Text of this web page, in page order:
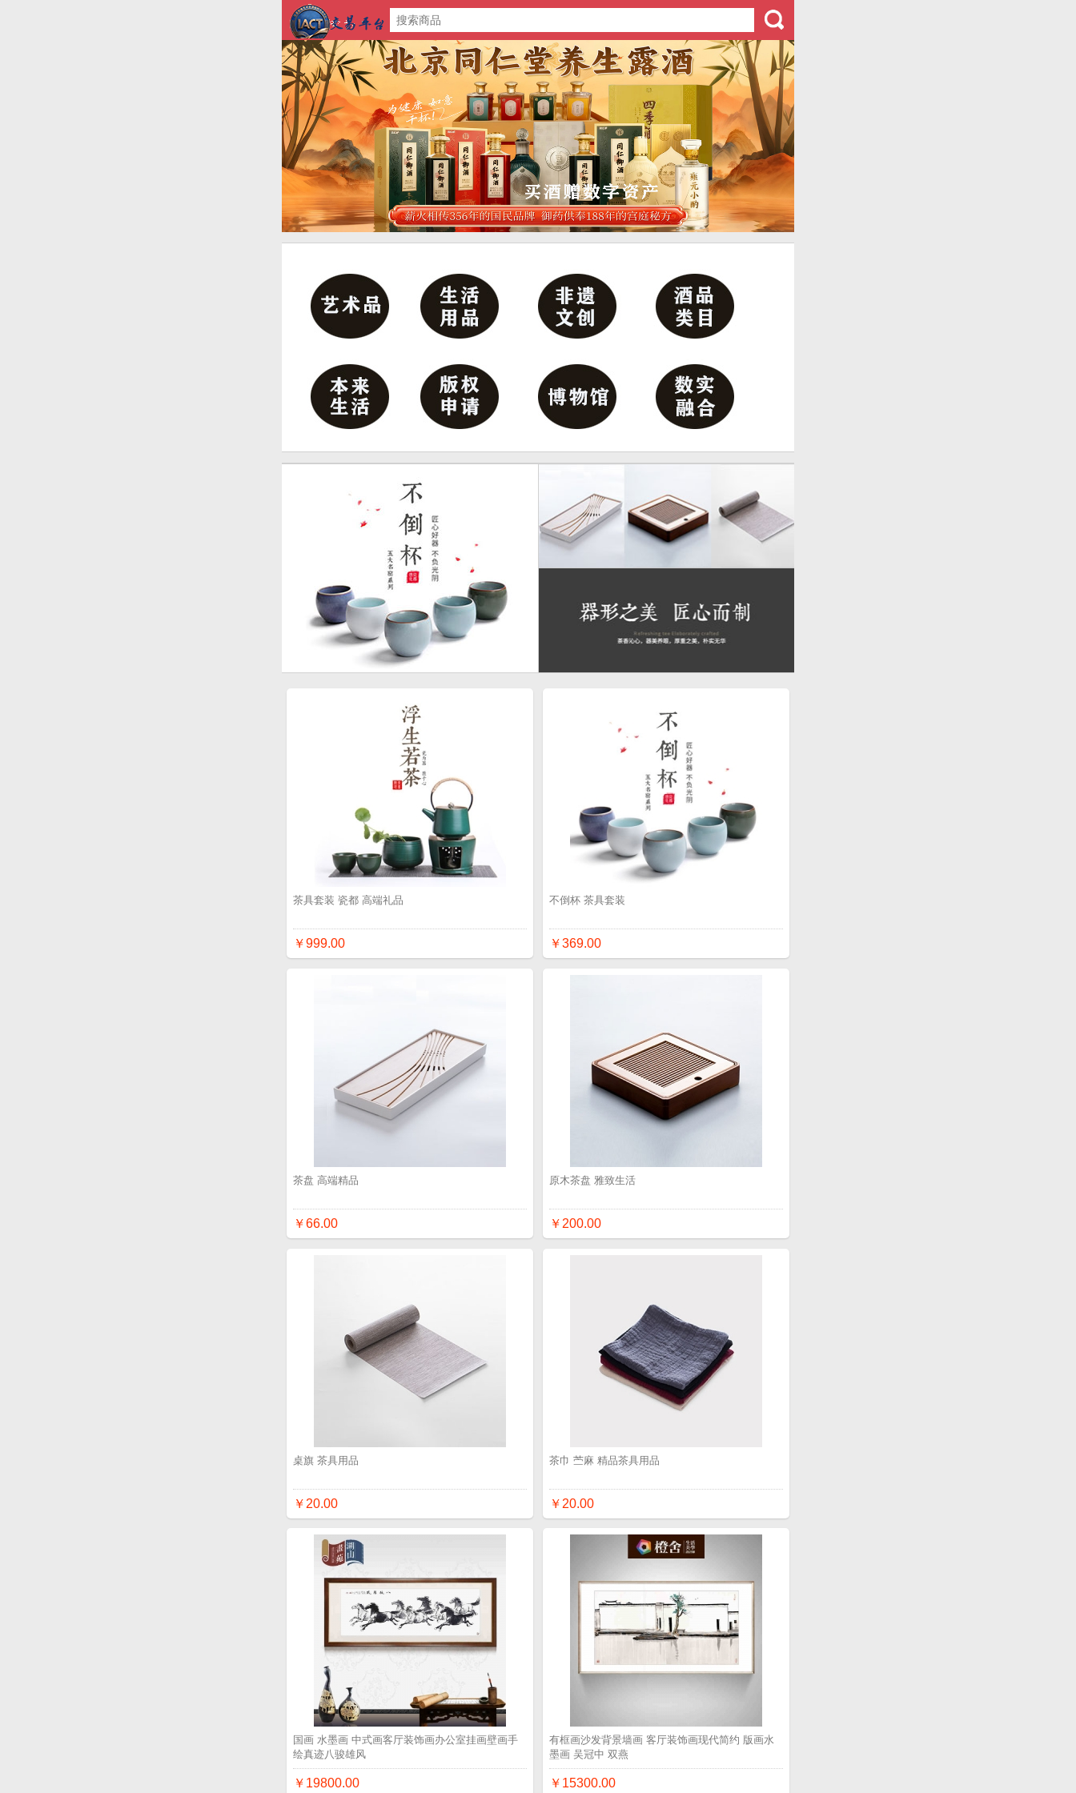
茶具套装 瓷都 高端礼品
￥999.00
不倒杯 茶具套装
￥369.00
茶盘 高端精品
￥66.00
原木茶盘 雅致生活
￥200.00
桌旗 茶具用品
￥20.00
茶巾 苎麻 精品茶具用品
￥20.00
国画 水墨画 中式画客厅装饰画办公室挂画壁画手
绘真迹八骏雄风
￥19800.00
有框画沙发背景墙画 客厅装饰画现代简约 版画水
墨画 吴冠中 双燕
￥15300.00